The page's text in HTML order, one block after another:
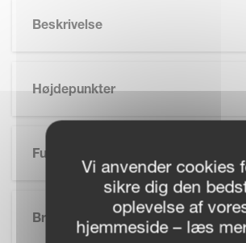
Beskrivelse
Højdepunkter
Funktioner
Brochure
SKIP BROCHURE
Vi anvender cookies
sikre dig den
oplevelse af
hjemmeside – læs